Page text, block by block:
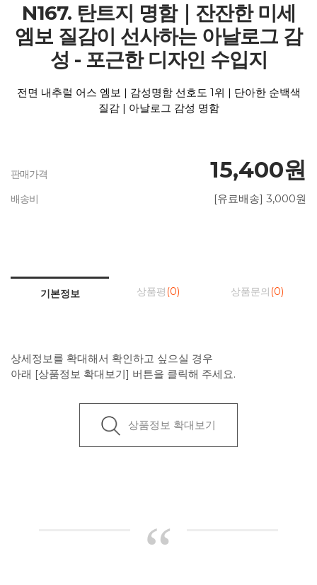
N167. 탄트지 명함｜잔잔한 미세
엠보 질감이 선사하는 아날로그 감
성 - 포근한 디자인 수입지
전면 내추럴 어스 엠보 | 감성명함 선호도 1위 | 단아한 순백색
질감 | 아날로그 감성 명함
판매가격 15,400원
배송비 [유료배송] 3,000원
기본정보 상품평 (0) 상품문의 (0)
상세정보를 확대해서 확인하고 싶으실 경우
아래 [상품정보 확대보기] 버튼을 클릭해 주세요.
상품정보 확대보기
“